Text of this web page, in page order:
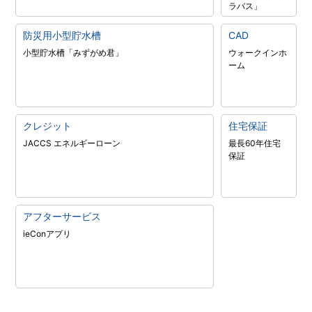
ラバス」
防災用小型貯水槽
小型貯水槽「みずがめ君」
CAD
ウォークインホ
ーム
クレジット
JACCS エネルギーローン
住宅保証
最長60年住宅
保証
アフターサービス
ieConアプリ